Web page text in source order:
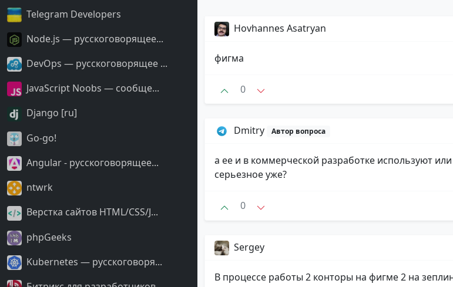
Telegram Developers
Node.js — русскоговорящее...
DevOps — русскоговорящее ...
JavaScript Noobs — сообще...
Django [ru]
Go-go!
Angular - русскоговорящее...
ntwrk
Верстка сайтов HTML/CSS/J...
phpGeeks
Kubernetes — русскоговоря...
Hovhannes Asatryan
фигма
0
Dmitry Автор вопроса
а ее и в коммерческой разработке используют
серьезное уже?
0
Sergey
В процессе работы 2 конторы на фигме 2 на